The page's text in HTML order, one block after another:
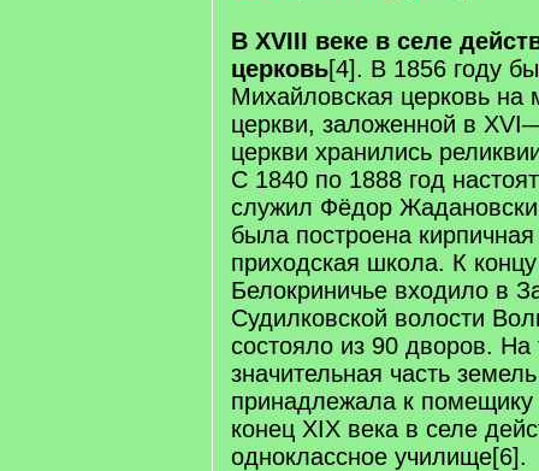
В XVIII веке в селе
церковь[4]. В 1856 году
Михайловская церковь на
церкви, заложенной в
церкви хранились
С 1840 по 1888 год
служил Фёдор
была построена
приходская школа. К
Белокриничье входило в
Судилковской волости
состояло из 90 дворов. На
значительная часть
принадлежала к
конец XIX века в селе
одноклассное училище[6].